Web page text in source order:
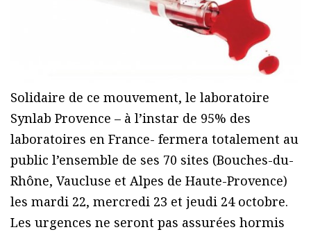
Solidaire de ce mouvement, le laboratoire
Synlab Provence – à l’instar de 95% des
laboratoires en France- fermera totalement au
public l’ensemble de ses 70 sites (Bouches-du-
Rhône, Vaucluse et Alpes de Haute-Provence)
les mardi 22, mercredi 23 et jeudi 24 octobre.
Les urgences ne seront pas assurées hormis